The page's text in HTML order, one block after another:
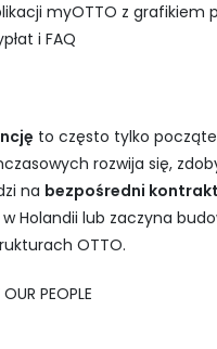
myOTTO z grafikiem
i FAQ
to często tylko
rozwija się,
na bezpośredni kontrakt
Holandii lub zaczyna
OTTO.
PEOPLE